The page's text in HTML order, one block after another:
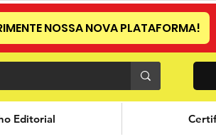
NOSSA NOVA PLATAFORMA!
Editorial